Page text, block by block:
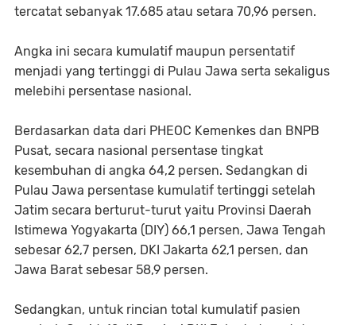
tercatat sebanyak 17.685 atau setara 70,96 persen.
Angka ini secara kumulatif maupun persentatif
menjadi yang tertinggi di Pulau Jawa serta sekaligus
melebihi persentase nasional.
Berdasarkan data dari PHEOC Kemenkes dan BNPB
Pusat, secara nasional persentase tingkat
kesembuhan di angka 64,2 persen. Sedangkan di
Pulau Jawa persentase kumulatif tertinggi setelah
Jatim secara berturut-turut yaitu Provinsi Daerah
Istimewa Yogyakarta (DIY) 66,1 persen, Jawa Tengah
sebesar 62,7 persen, DKI Jakarta 62,1 persen, dan
Jawa Barat sebesar 58,9 persen.
Sedangkan, untuk rincian total kumulatif pasien